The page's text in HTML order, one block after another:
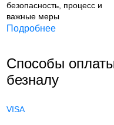
безопасность, процесс и
важные меры
Подробнее
Способы
безналу
VISA